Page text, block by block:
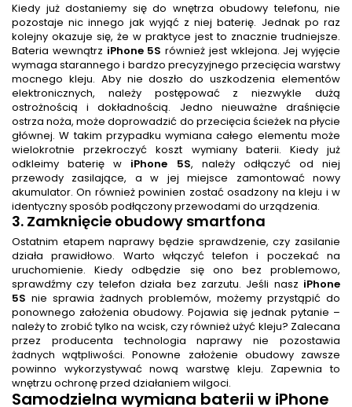
Kiedy już dostaniemy się do wnętrza obudowy telefonu, nie
pozostaje nic innego jak wyjąć z niej baterię. Jednak po raz
kolejny okazuje się, że w praktyce jest to znacznie trudniejsze.
Bateria wewnątrz iPhone 5S również jest wklejona. Jej wyjęcie
wymaga starannego i bardzo precyzyjnego przecięcia warstwy
mocnego kleju. Aby nie doszło do uszkodzenia elementów
elektronicznych, należy postępować z niezwykle dużą
ostrożnością i dokładnością. Jedno nieuważne draśnięcie
ostrza noża, może doprowadzić do przecięcia ścieżek na płycie
głównej. W takim przypadku wymiana całego elementu może
wielokrotnie przekroczyć koszt wymiany baterii. Kiedy już
odkleimy baterię w iPhone 5S, należy odłączyć od niej
przewody zasilające, a w jej miejsce zamontować nowy
akumulator. On również powinien zostać osadzony na kleju i w
identyczny sposób podłączony przewodami do urządzenia.
3. Zamknięcie obudowy smartfona
Ostatnim etapem naprawy będzie sprawdzenie, czy zasilanie
działa prawidłowo. Warto włączyć telefon i poczekać na
uruchomienie. Kiedy odbędzie się ono bez problemowo,
sprawdźmy czy telefon działa bez zarzutu. Jeśli nasz iPhone
5S nie sprawia żadnych problemów, możemy przystąpić do
ponownego założenia obudowy. Pojawia się jednak pytanie –
należy to zrobić tylko na wcisk, czy również użyć kleju? Zalecana
przez producenta technologia naprawy nie pozostawia
żadnych wątpliwości. Ponowne założenie obudowy zawsze
powinno wykorzystywać nową warstwę kleju. Zapewnia to
wnętrzu ochronę przed działaniem wilgoci.
Samodzielna wymiana baterii w iPhone